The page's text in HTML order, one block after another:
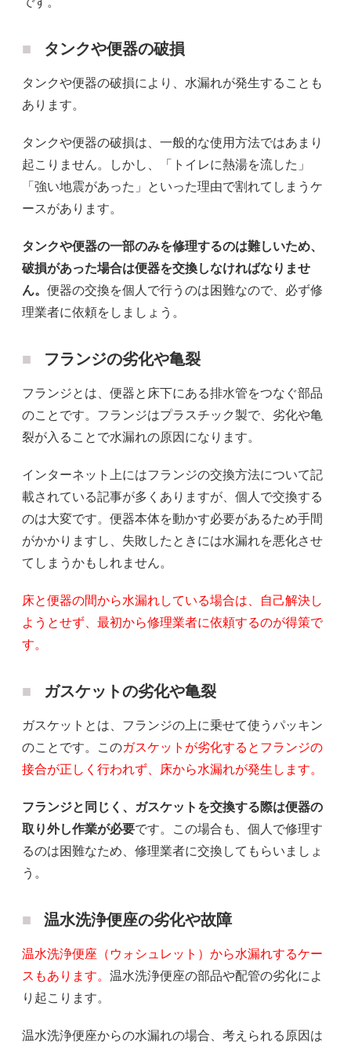
タンクや便器の破損
タンクや便器の破損により、水漏れが発生することも
あります。
タンクや便器の破損は、一般的な使用方法ではあまり
起こりません。しかし、「トイレに熱湯を流した」
「強い地震があった」といった理由で割れてしまうケ
ースがあります。
タンクや便器の一部のみを修理するのは難しいため、
破損があった場合は便器を交換しなければなりませ
ん。 便器の交換を個人で行うのは困難なので、必ず修
理業者に依頼をしましょう。
フランジの劣化や亀裂
フランジとは、便器と床下にある排水管をつなぐ部品
のことです。フランジはプラスチック製で、劣化や亀
裂が入ることで水漏れの原因になります。
インターネット上にはフランジの交換方法について記
載されている記事が多くありますが、個人で交換する
のは大変です。便器本体を動かす必要があるため手間
がかかりますし、失敗したときには水漏れを悪化させ
てしまうかもしれません。
床と便器の間から水漏れしている場合は、自己解決し
ようとせず、最初から修理業者に依頼するのが得策で
す。
ガスケットの劣化や亀裂
ガスケットとは、フランジの上に乗せて使うパッキン
のことです。このガスケットが劣化するとフランジの
接合が正しく行われず、床から水漏れが発生します。
フランジと同じく、ガスケットを交換する際は便器の
取り外し作業が必要です。この場合も、個人で修理す
るのは困難なため、修理業者に交換してもらいましょ
う。
温水洗浄便座の劣化や故障
温水洗浄便座（ウォシュレット）から水漏れするケー
スもあります。 温水洗浄便座の部品や配管の劣化によ
り起こります。
温水洗浄便座からの水漏れの場合、考えられる原因は